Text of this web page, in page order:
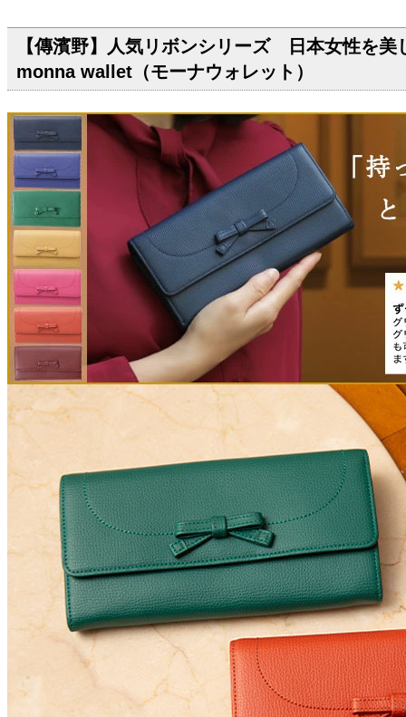
【傳濱野】人気リボンシリーズ 日本女性を
monna wallet（モーナウォレット）